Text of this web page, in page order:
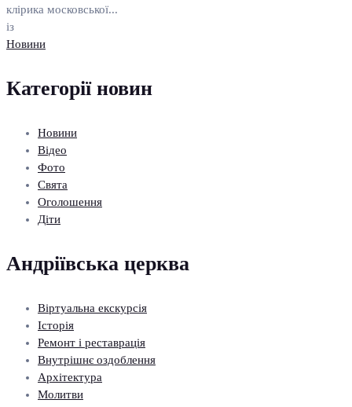
клірика московської...
із
Новини
Категорії новин
Новини
Відео
Фото
Свята
Оголошення
Діти
Андріївська церква
Віртуальна екскурсія
Історія
Ремонт і реставрація
Внутрішнє оздоблення
Архітектура
Молитви